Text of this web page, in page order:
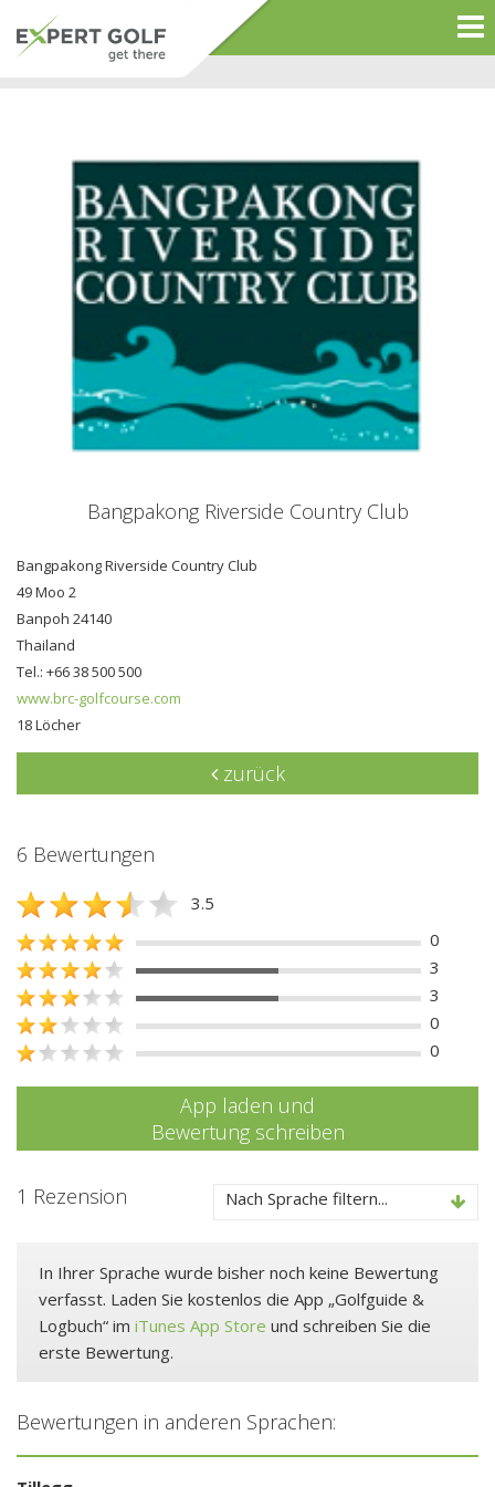
Bangpakong Riverside Country Club
Bangpakong Riverside Country Club
49 Moo 2
Banpoh 24140
Thailand
Tel.: +66 38 500 500
www.brc-golfcourse.com
18 Löcher
zurück
6 Bewertungen
3.5
0
3
3
0
0
App laden und
Bewertung schreiben
1 Rezension Nach Sprache filtern...
In Ihrer Sprache wurde bisher noch keine Bewertung
verfasst. Laden Sie kostenlos die App „Golfguide &
Logbuch“ im iTunes App Store und schreiben Sie die
erste Bewertung.
Bewertungen in anderen Sprachen: